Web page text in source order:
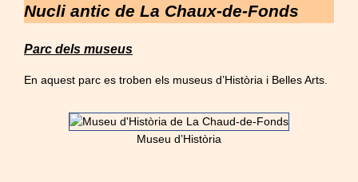
Nucli antic de La Chaux-de-Fonds
Parc dels museus
En aquest parc es troben els museus d’Història i Belles Arts.
Museu d’Història